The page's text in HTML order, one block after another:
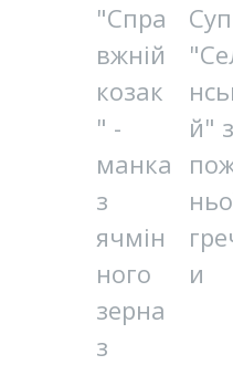
"Спра
вжній
козак
" -
манка
з
ячмін
ного
зерна
з
Суп
й" з
и